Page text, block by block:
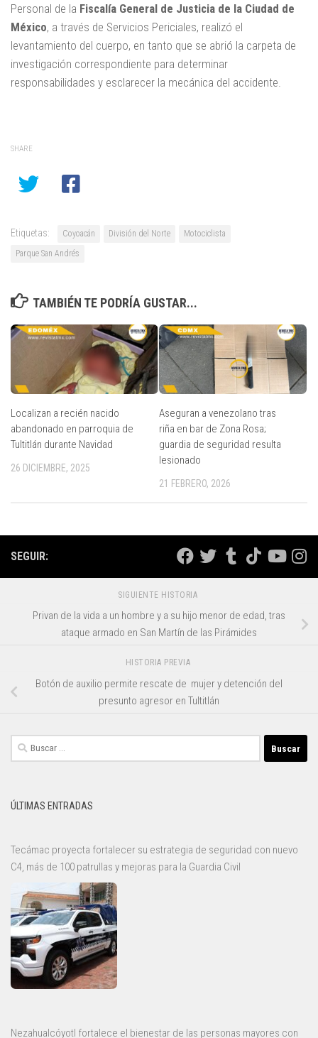
Personal de la Fiscalía General de Justicia de la Ciudad de
México, a través de Servicios Periciales, realizó el
levantamiento del cuerpo, en tanto que se abrió la carpeta de
investigación correspondiente para determinar
responsabilidades y esclarecer la mecánica del accidente.
SHARE
Etiquetas: Coyoacán División del Norte
Motociclista
Parque San Andrés
TAMBIÉN TE PODRÍA GUSTAR...
Localizan a recién nacido
abandonado en parroquia de
Tultitlán durante Navidad
26 DICIEMBRE, 2025
Aseguran a venezolano tras
riña en bar de Zona Rosa;
guardia de seguridad resulta
lesionado
21 FEBRERO, 2026
SEGUIR:
SIGUIENTE HISTORIA
Privan de la vida a un hombre y a su hijo menor de edad, tras
ataque armado en San Martín de las Pirámides
HISTORIA PREVIA
Botón de auxilio permite rescate de mujer y detención del
presunto agresor en Tultitlán
Buscar:
ÚLTIMAS ENTRADAS
Tecámac proyecta fortalecer su estrategia de seguridad con nuevo
C4, más de 100 patrullas y mejoras para la Guardia Civil
Nezahualcóyotl fortalece el bienestar de las personas mayores con